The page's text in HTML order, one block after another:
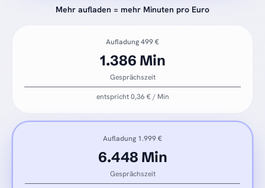
Mehr aufladen = mehr Minuten pro Euro
Aufladung 499 €
1.386 Min
Gesprächszeit
entspricht 0,36 € / Min
Aufladung 1.999 €
6.448 Min
Gesprächszeit